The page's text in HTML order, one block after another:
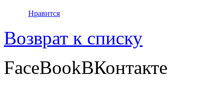
Нравится
Возврат к списку
FaceBookВКонтакте